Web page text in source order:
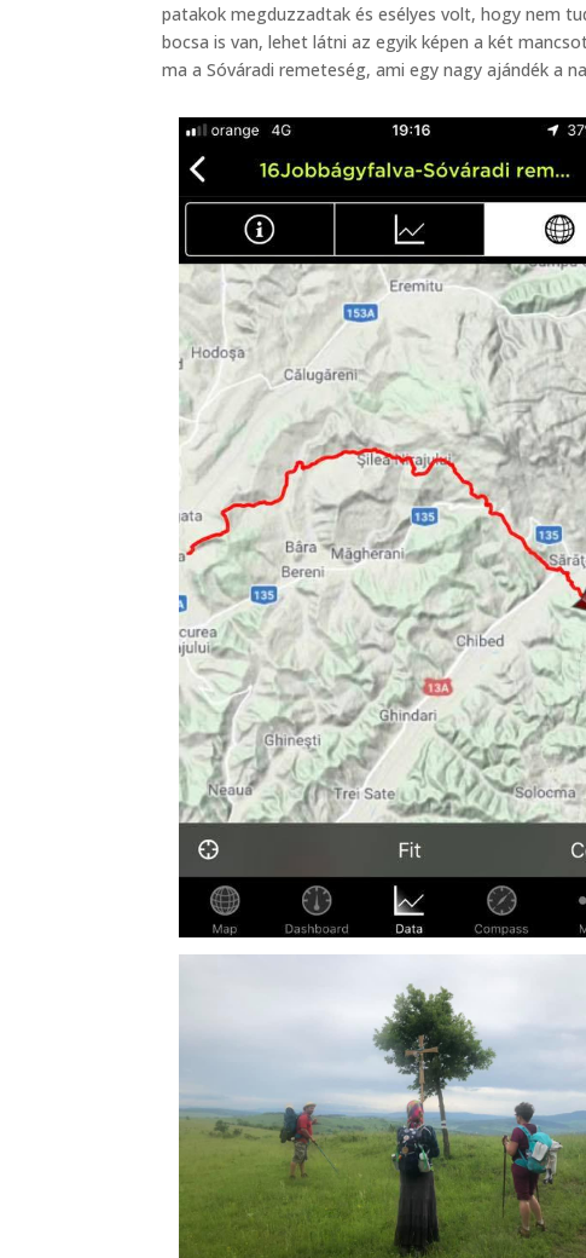
patakok megduzzadtak és esélyes volt, hogy nem
bocsa is van, lehet látni az egyik képen a két
ma a Sóváradi remeteség, ami egy nagy ajándék a